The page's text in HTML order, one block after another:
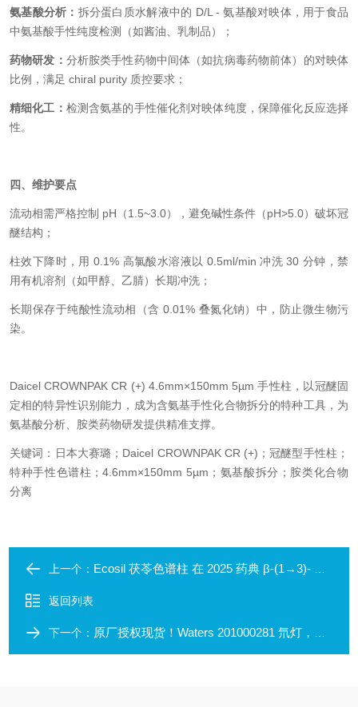
氨基酸分析： 拆分蛋白质水解液中的 D/L - 氨基酸对映体，用于食品
中氨基酸手性纯度检测（如酱油、乳制品）；
药物研发： 分析胺类手性药物中间体（如抗病毒药物前体）的对映体
比例，满足 chiral purity 质控要求；
精细化工： 检测含氨基的手性催化剂对映体纯度，保障催化反应选择
性。
四、维护要点
流动相需严格控制 pH（1.5~3.0），避免碱性条件（pH>5.0）破坏冠
醚结构；
柱效下降时，用 0.1% 高氯酸水溶液以 0.5ml/min 冲洗 30 分钟，禁
用有机溶剂（如甲醇、乙腈）长期冲洗；
长期保存于纯酸性流动相（含 0.01% 叠氮化钠）中，防止微生物污
染。
Daicel CROWNPAK CR (+) 4.6mm×150mm 5µm 手性柱，以冠醚固
定相的特异性识别能力，成为含氨基手性化合物拆分的特种工具，为
氨基酸分析、胺类药物研发提供精准支撑。
关键词：日本大赛璐；Daicel CROWNPAK CR (+)；冠醚型手性柱；
特种手性色谱柱；4.6mm×150mm 5µm；氨基酸拆分；胺类化合物
分离
上一个： Ecosil 茯苓色谱柱 在 2025 药典 β-(1→3)- 葡聚糖测定中的表现
返回列表
下一个： 原厂授权现货！Waters 201000281 氘灯，广州绿百草直供，售后全程护航